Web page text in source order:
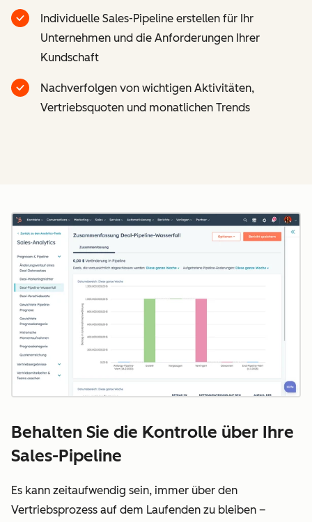
Individuelle Sales-Pipeline erstellen für Ihr
Unternehmen und die Anforderungen Ihrer
Kundschaft
Nachverfolgen von wichtigen Aktivitäten,
Vertriebsquoten und monatlichen Trends
Behalten Sie die Kontrolle über Ihre
Sales-Pipeline
Es kann zeitaufwendig sein, immer über den
Vertriebsprozess auf dem Laufenden zu bleiben –